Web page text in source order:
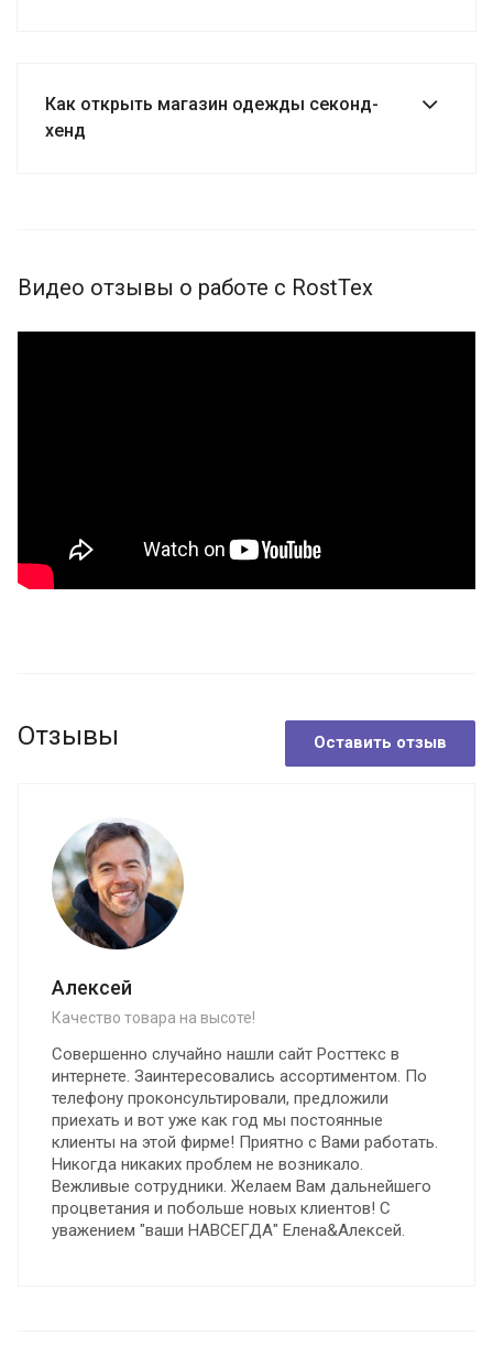
Как открыть магазин одежды секонд-
хенд
Видео отзывы о работе с RostTex
Отзывы Оставить отзыв
Алексей
Качество товара на высоте!
Совершенно случайно нашли сайт Росттекс в
интернете. Заинтересовались ассортиментом. По
телефону проконсультировали, предложили
приехать и вот уже как год мы постоянные
клиенты на этой фирме! Приятно с Вами работать.
Никогда никаких проблем не возникало.
Вежливые сотрудники. Желаем Вам дальнейшего
процветания и побольше новых клиентов! С
уважением "ваши НАВСЕГДА" Елена&Алексей.